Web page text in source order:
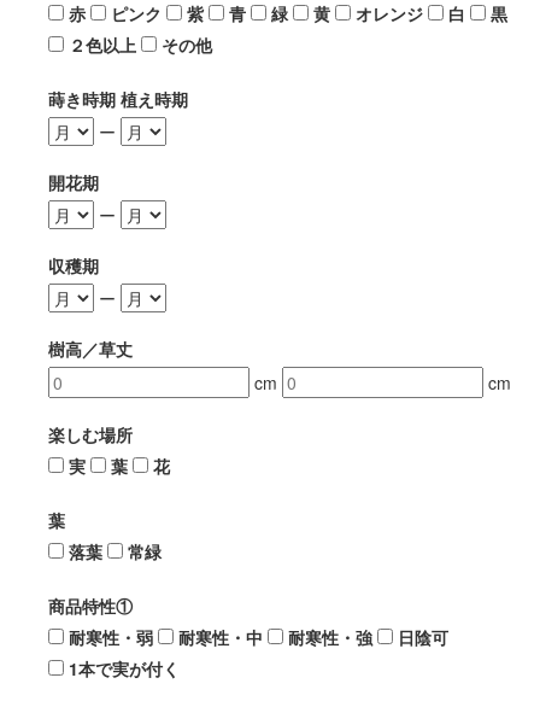
赤
ピンク 紫 青 緑 黄 オレンジ 白
黒
２色以上
その他
蒔き時期 植え時期
ー
開花期
ー
収穫期
ー
樹高／草丈
cm
cm
楽しむ場所
実
葉 花
葉
落葉
常緑
商品特性①
耐寒性・弱
耐寒性・中 耐寒性・強
日陰可
1本で実が付く